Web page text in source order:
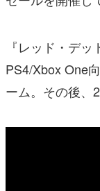
『レッド・デ
PS4/Xbox One
ーム。その後、